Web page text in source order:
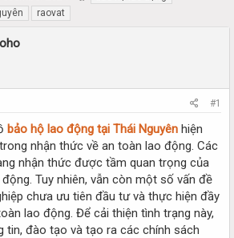
raovat
#1
bảo hộ lao động tại Thái Nguyên hiện
nhận thức về an toàn lao động. Các
nhận thức được tầm quan trọng của
Tuy nhiên, vẫn còn một số vấn đề
chưa ưu tiên đầu tư và thực hiện đầy
lao động. Để cải thiện tình trạng này,
tin, đào tạo và tạo ra các chính sách